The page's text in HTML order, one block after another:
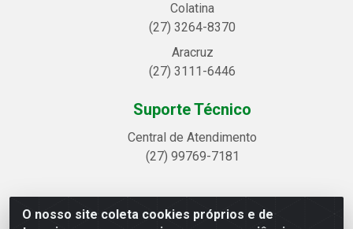
O nosso site coleta cookies próprios e de
Colatina
(27) 3264-8370
Aracruz
(27) 3111-6446
Suporte Técnico
Central de Atendimento
(27) 99769-7181
Linhavix Distribuidora LTDA - Avenida Alegre, 2521 -